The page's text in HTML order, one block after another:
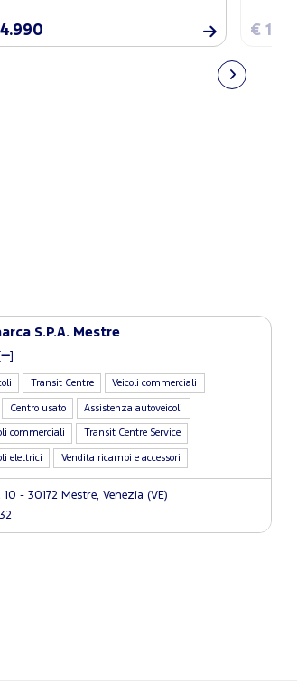
€
S.P.A. Mestre
]
Transit Centre Veicoli commerciali
Centro usato Assistenza autoveicoli
commerciali Transit Centre Service
elettrici Vendita ricambi e accessori
- 30172 Mestre, Venezia (VE)